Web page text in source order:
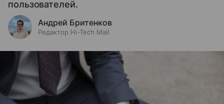
пользователей.
Андрей Бритенков
Редактор Hi-Tech Mail